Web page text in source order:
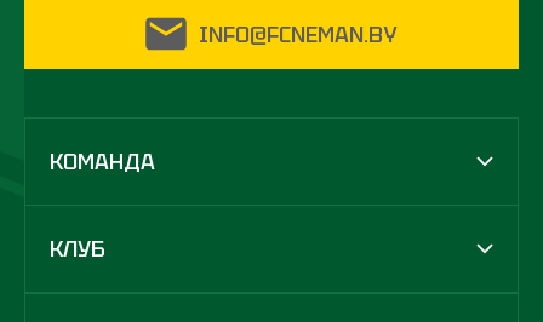
INFO@FCNEMAN.BY
КОМАНДА
КЛУБ